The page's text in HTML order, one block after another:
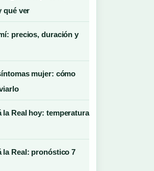
qué ver
precios, duración y
mujer: cómo
la Real hoy: temperatura
la Real: pronóstico 7